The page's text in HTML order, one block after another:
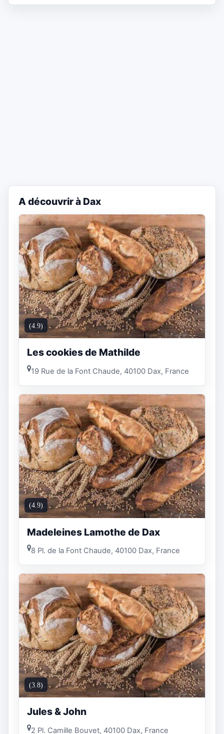
A découvrir à Dax
(4.9)
Les cookies de Mathilde
19 Rue de la Font Chaude, 40100 Dax, France
(4.9)
Madeleines Lamothe de Dax
8 Pl. de la Font Chaude, 40100 Dax, France
(3.8)
Jules & John
2 Pl. Camille Bouvet, 40100 Dax, France